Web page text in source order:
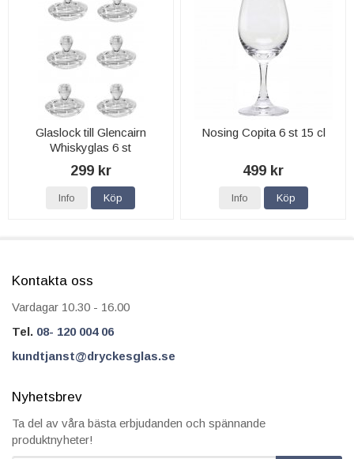
Glaslock till Glencairn
Whiskyglas 6 st
299 kr
Info Köp
Nosing Copita 6 st 15 cl
499 kr
Info Köp
Kontakta oss
Vardagar 10.30 - 16.00
Tel. 08- 120 004 06
kundtjanst@dryckesglas.se
Nyhetsbrev
Ta del av våra bästa erbjudanden och spännande
produktnyheter!